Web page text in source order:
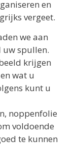
en
vergeet.
we aan
uw spullen.
krijgen
wat u
kunt u
noppenfolie
voldoende
te kunnen